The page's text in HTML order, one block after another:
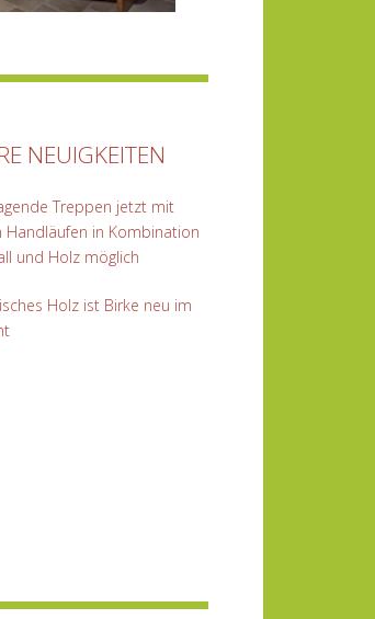
NEUIGKEITEN
Treppen jetzt mit
Handläufen in Kombination
und Holz möglich
Holz ist Birke neu im